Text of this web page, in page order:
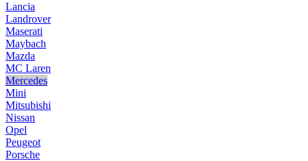
Lancia
Landrover
Maserati
Maybach
Mazda
MC Laren
Mercedes
Mini
Mitsubishi
Nissan
Opel
Peugeot
Porsche